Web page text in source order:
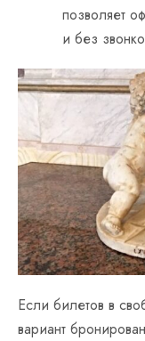
позволяет
и без
Если билетов в
вариант